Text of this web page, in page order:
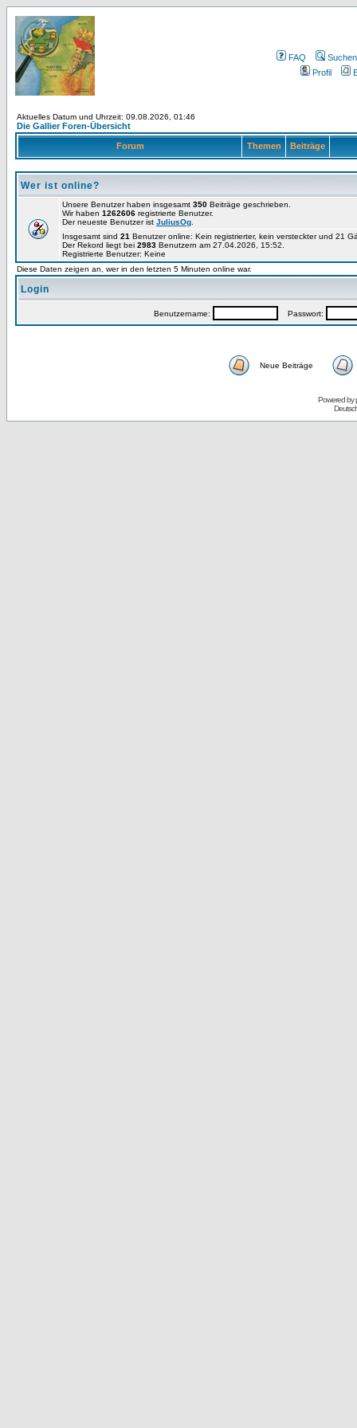
FAQ
Suchen
Profil
Aktuelles Datum und Uhrzeit: 09.08.2026, 01:46
Die Gallier Foren-Übersicht
Forum Themen Beiträge
Wer ist online?
Unsere Benutzer haben insgesamt 350 Beiträge geschrieben.
Wir haben 1262606 registrierte Benutzer.
Der neueste Benutzer ist JuliusOg
Insgesamt sind 21 Benutzer online: Kein registrierter, kein versteckter und 21
Der Rekord liegt bei 2983 Benutzern am 27.04.2026, 15:52.
Registrierte Benutzer: Keine
Diese Daten zeigen an, wer in den letzten 5 Minuten online war.
Login
Benutzername: Passwort:
Neue Beiträge
Powered by